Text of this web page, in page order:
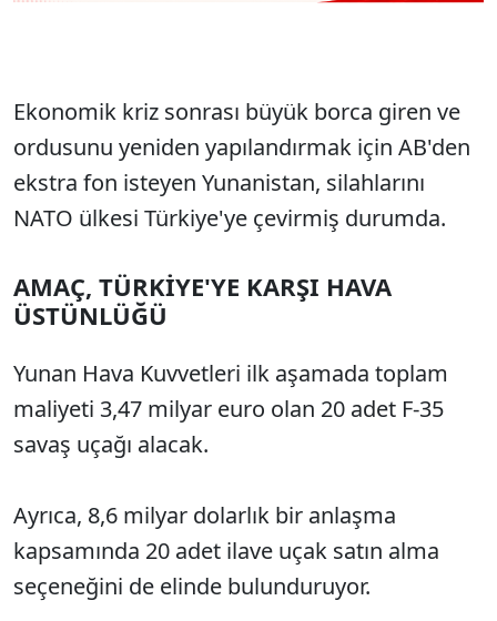
Ekonomik kriz sonrası büyük borca giren ve
ordusunu yeniden yapılandırmak için AB'den
ekstra fon isteyen Yunanistan, silahlarını
NATO ülkesi Türkiye'ye çevirmiş durumda.
AMAÇ, TÜRKİYE'YE KARŞI HAVA
ÜSTÜNLÜĞÜ
Yunan Hava Kuvvetleri ilk aşamada toplam
maliyeti 3,47 milyar euro olan 20 adet F-35
savaş uçağı alacak.
Ayrıca, 8,6 milyar dolarlık bir anlaşma
kapsamında 20 adet ilave uçak satın alma
seçeneğini de elinde bulunduruyor.